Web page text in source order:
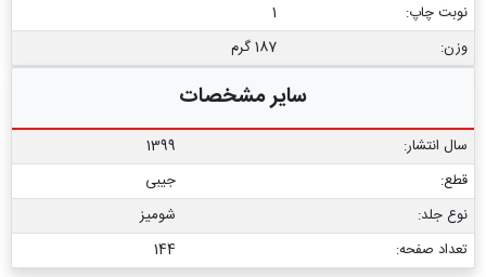
نوبت چاپ:
1
وزن:
187 گرم
سایر مشخصات
سال انتشار:
1399
قطع:
جیبی
نوع جلد:
شومیز
تعداد صفحه:
144